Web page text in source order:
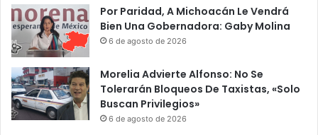
Por Paridad, A Michoacán Le Vendrá
Bien Una Gobernadora: Gaby Molina
6 de agosto de 2026
Morelia Advierte Alfonso: No Se
Tolerarán Bloqueos De Taxistas, «Solo
Buscan Privilegios»
6 de agosto de 2026